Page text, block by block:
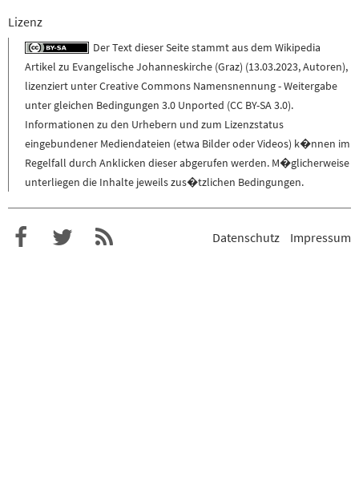
Lizenz
Der Text dieser Seite stammt aus dem Wikipedia
Artikel zu Evangelische Johanneskirche (Graz) (13.03.2023,Autoren),
lizenziert unterCreative Commons Namensnennung - Weitergabe
unter gleichen Bedingungen 3.0 Unported (CC BY-SA 3.0).
Informationen zu den Urhebern und zum Lizenzstatus
eingebundener Mediendateien (etwa Bilder oder Videos) k�nnen im
Regelfall durch Anklicken dieser abgerufen werden. M�glicherweise
unterliegen die Inhalte jeweils zus�tzlichen Bedingungen.
Datenschutz Impressum